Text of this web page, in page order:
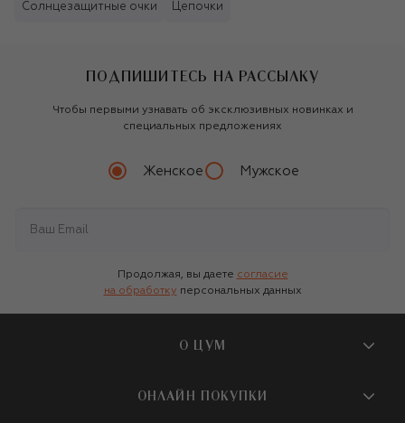
Солнцезащитные очки Цепочки
ПОДПИШИТЕСЬ НА РАССЫЛКУ
Чтобы первыми узнавать об эксклюзивных новинках и
специальных предложениях
Женское Мужское
Продолжая, вы даете согласие
на обработку персональных данных
О ЦУМ
О магазине
ОНЛАЙН ПОКУПКИ